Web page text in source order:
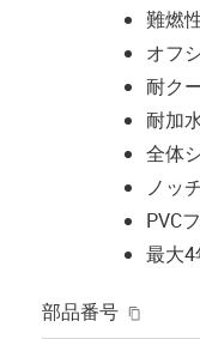
難燃
オフ
耐ク
耐加
全体
ノッ
PVC
最大
部品番号